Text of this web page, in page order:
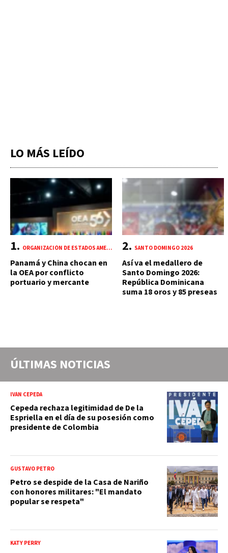
LO MÁS LEÍDO
ORGANIZACIÓN DE ESTADOS AMERICANOS (OEA)
Panamá y China chocan en
la OEA por conflicto
portuario y mercante
SANTO DOMINGO 2026
Así va el medallero de
Santo Domingo 2026:
República Dominicana
suma 18 oros y 85 preseas
ÚLTIMAS NOTICIAS
IVÁN CEPEDA
Cepeda rechaza legitimidad de De la
Espriella en el día de su posesión como
presidente de Colombia
GUSTAVO PETRO
Petro se despide de la Casa de Nariño
con honores militares: "El mandato
popular se respeta"
KATY PERRY